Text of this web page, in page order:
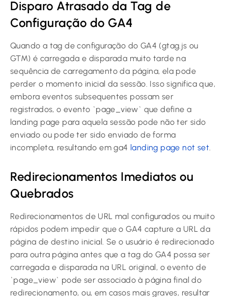
Disparo Atrasado da Tag de
Configuração do GA4
Quando a tag de configuração do GA4 (gtag.js ou
GTM) é carregada e disparada muito tarde na
sequência de carregamento da página, ela pode
perder o momento inicial da sessão. Isso significa que,
embora eventos subsequentes possam ser
registrados, o evento `page_view` que define a
landing page para aquela sessão pode não ter sido
enviado ou pode ter sido enviado de forma
incompleta, resultando em ga4 landing page not set
Redirecionamentos Imediatos ou
Quebrados
Redirecionamentos de URL mal configurados ou muito
rápidos podem impedir que o GA4 capture a URL da
página de destino inicial. Se o usuário é redirecionado
para outra página antes que a tag do GA4 possa ser
carregada e disparada na URL original, o evento de
`page_view` pode ser associado à página final do
redirecionamento, ou, em casos mais graves, resultar